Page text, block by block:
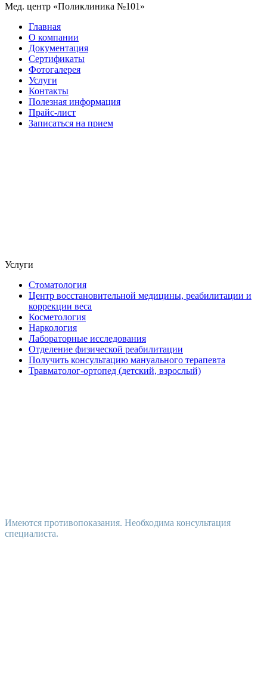
Мед. центр «Поликлиника №101»
Главная
О компании
Документация
Сертификаты
Фотогалерея
Услуги
Контакты
Полезная информация
Прайс-лист
Записаться на прием
Услуги
Стоматология
Центр восстановительной медицины, реабилитации и
коррекции веса
Косметология
Наркология
Лабораторные исследования
Отделение физической реабилитации
Получить консультацию мануального терапевта
Травматолог-ортопед (детский, взрослый)
Имеются противопоказания. Необходима консультация
специалиста.